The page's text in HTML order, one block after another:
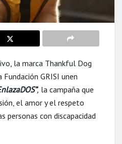
la marca Thankful Dog
Fundación GRISI unen
, la campaña que
el amor y el respeto
personas con discapacidad